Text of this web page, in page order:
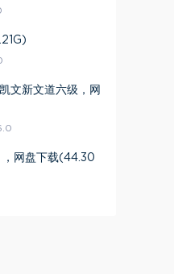
文新文道六级，网
，网盘下载(44.30